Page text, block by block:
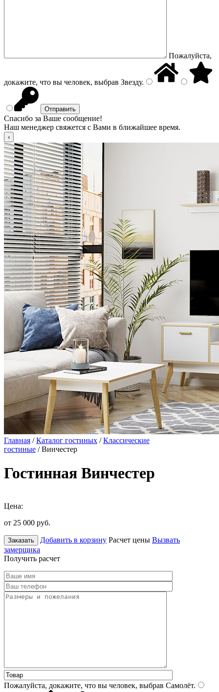
Пожалуйста,
докажите, что вы человек, выбрав Звезду.
Спасибо за Ваше сообщение!
Наш менеджер свяжется с Вами в ближайшее время.
Главная /Каталог гостиных /Классические
гостиные / Винчестер
Гостинная Винчестер
Цена:
от 25 000 руб.
Заказать Добавить в корзину Расчет цены Вызвать
замерщика
Получить расчет
Пожалуйста, докажите, что вы человек, выбрав Самолёт.